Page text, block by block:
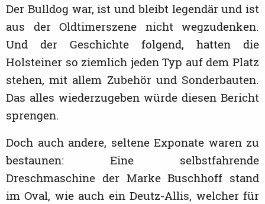
Der Bulldog war, ist und bleibt legendär und ist
aus der Oldtimerszene nicht wegzudenken.
Und der Geschichte folgend, hatten die
Holsteiner so ziemlich jeden Typ auf dem Platz
stehen, mit allem Zubehör und Sonderbauten.
Das alles wiederzugeben würde diesen Bericht
sprengen.
Doch auch andere, seltene Exponate waren zu
bestaunen: Eine selbstfahrende
Dreschmaschine der Marke Buschhoff stand
im Oval, wie auch ein Deutz-Allis, welcher für